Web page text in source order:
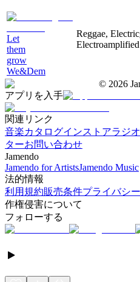
Let
them
grow
We&Dem
Reggae,
Electroamplified
© 2026
アプリを入手
関連リンク
音楽カタログインストアラジオ
ターお問い合わせ
Jamendo
Jamendo for ArtistsJamendo Music
法的情報
利用規約販売条件プライバシ
作権侵害について
フォローする